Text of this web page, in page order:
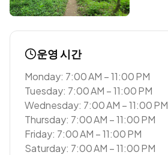
운영 시간
Monday: 7:00 AM – 11:00 PM
Tuesday: 7:00 AM – 11:00 PM
Wednesday: 7:00 AM – 11:00 PM
Thursday: 7:00 AM – 11:00 PM
Friday: 7:00 AM – 11:00 PM
Saturday: 7:00 AM – 11:00 PM